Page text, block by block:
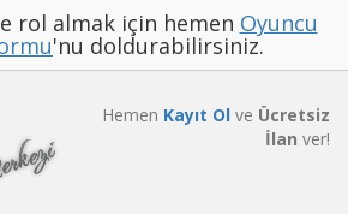
rol almak için hemen Oyuncu
'nu doldurabilirsiniz.
Hemen Kayıt Ol ve Ücretsiz
İlan ver!